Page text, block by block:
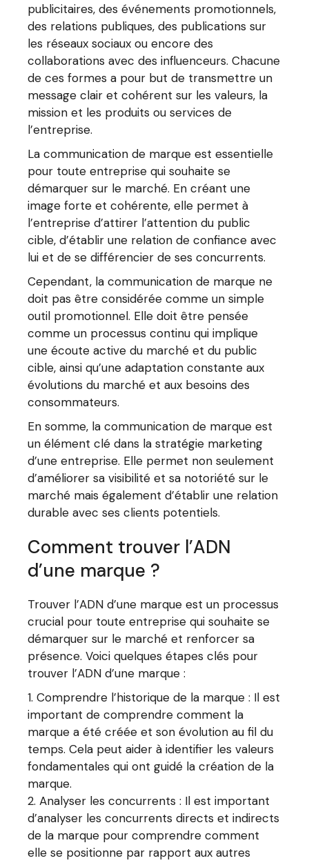
publicitaires, des événements promotionnels,
des relations publiques, des publications sur
les réseaux sociaux ou encore des
collaborations avec des influenceurs. Chacune
de ces formes a pour but de transmettre un
message clair et cohérent sur les valeurs, la
mission et les produits ou services de
l’entreprise.
La communication de marque est essentielle
pour toute entreprise qui souhaite se
démarquer sur le marché. En créant une
image forte et cohérente, elle permet à
l’entreprise d’attirer l’attention du public
cible, d’établir une relation de confiance avec
lui et de se différencier de ses concurrents.
Cependant, la communication de marque ne
doit pas être considérée comme un simple
outil promotionnel. Elle doit être pensée
comme un processus continu qui implique
une écoute active du marché et du public
cible, ainsi qu’une adaptation constante aux
évolutions du marché et aux besoins des
consommateurs.
En somme, la communication de marque est
un élément clé dans la stratégie marketing
d’une entreprise. Elle permet non seulement
d’améliorer sa visibilité et sa notoriété sur le
marché mais également d’établir une relation
durable avec ses clients potentiels.
Comment trouver l’ADN
d’une marque ?
Trouver l’ADN d’une marque est un processus
crucial pour toute entreprise qui souhaite se
démarquer sur le marché et renforcer sa
présence. Voici quelques étapes clés pour
trouver l’ADN d’une marque :
Comprendre l’historique de la marque : Il est
important de comprendre comment la
marque a été créée et son évolution au fil du
temps. Cela peut aider à identifier les valeurs
fondamentales qui ont guidé la création de la
marque.
Analyser les concurrents : Il est important
d’analyser les concurrents directs et indirects
de la marque pour comprendre comment
elle se positionne par rapport aux autres